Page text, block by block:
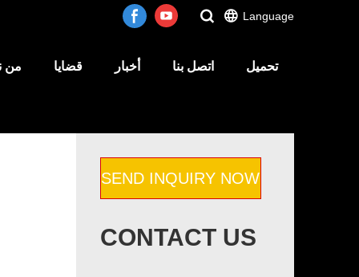
Language
من قضايا أخبار اتصل بنا تحميل
SEND INQUIRY NOW
CONTACT US